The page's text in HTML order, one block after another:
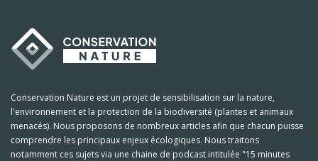
Conservation Nature est un projet de sensibilisation sur la nature,
l'environnement et la protection de la biodiversité (plantes et animaux
menacés). Nous proposons de nombreux articles afin que chacun puisse
comprendre les principaux enjeux écologiques. Nous traitons
notamment ces sujets via une chaine de podcast intitulée "15 minutes